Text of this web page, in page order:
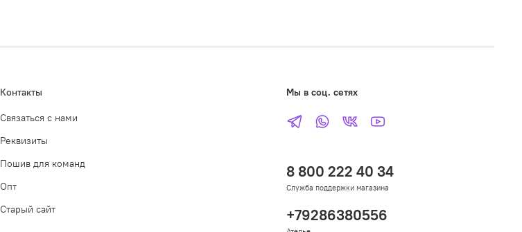
Контакты
Связаться с нами
Реквизиты
Пошив для команд
Опт
Старый сайт
Мы в соц. сетях
8 800 222 40 34
Служба поддержки магазина
+79286380556